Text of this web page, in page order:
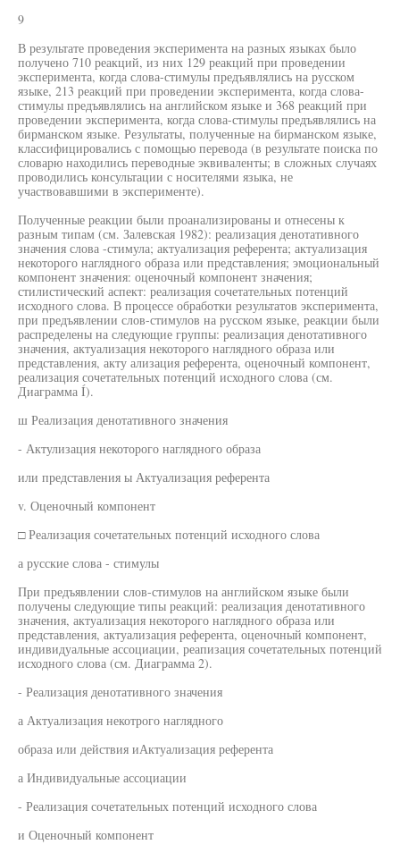
9
В результате проведения эксперимента на разных языках было
получено 710 реакций, из них 129 реакций при проведении
эксперимента, когда слова-стимулы предъявлялись на русском
языке, 213 реакций при проведении эксперимента, когда слова-
стимулы предъявлялись на английском языке и 368 реакций при
проведении эксперимента, когда слова-стимулы предъявлялись на
бирманском языке. Результаты, полученные на бирманском языке,
классифицировались с помощью перевода (в результате поиска по
словарю находились переводные эквиваленты; в сложных случаях
проводились консультации с носителями языка, не
участвовавшими в эксперименте).
Полученные реакции были проанализированы и отнесены к
разным типам (см. Залевская 1982): реализация денотативного
значения слова -стимула; актуализация референта; актуализация
некоторого наглядного образа или представления; эмоциональный
компонент значения: оценочный компонент значения;
стилистический аспект: реализация сочетательных потенций
исходного слова. В процессе обработки результатов эксперимента,
при предъявлении слов-стимулов на русском языке, реакции были
распределены на следующие группы: реализация денотативного
значения, актуализация некоторого наглядного образа или
представления, акту ализация референта, оценочный компонент,
реализация сочетательных потенций исходного слова (см.
Диаграмма Í).
ш Реализация денотативного значения
- Актулизация некоторого наглядного образа
или представления ы Актуализация референта
v. Оценочный компонент
□ Реализация сочетательных потенций исходного слова
а русские слова - стимулы
При предъявлении слов-стимулов на английском языке были
получены следующие типы реакций: реализация денотативного
значения, актуализация некоторого наглядного образа или
представления, актуализация референта, оценочный компонент,
индивидуальные ассоциации, реапизация сочетательных потенций
исходного слова (см. Диаграмма 2).
- Реализация денотативного значения
а Актуализация некотрого наглядного
образа или действия иАктуализация референта
а Индивидуальные ассоциации
- Реализация сочетательных потенций исходного слова
и Оценочный компонент